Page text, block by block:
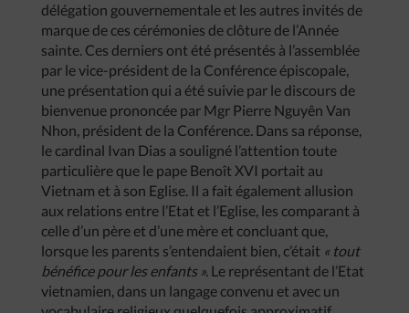
délégation gouvernementale et les autres invités de
marque de ces cérémonies de clôture de l’Année
sainte. Ces derniers ont été présentés à l’assemblée
par le vice-président de la Conférence épiscopale,
une présentation qui a été suivie par le discours de
bienvenue prononcée par Mgr Pierre Nguyên Van
Nhon, président de la Conférence. Dans sa réponse,
le cardinal Ivan Dias a souligné l’attention toute
particulière que le pape Benoît XVI portait au
Vietnam et à son Eglise. Il a fait également allusion
aux relations entre l’Etat et l’Eglise, les comparant à
celle d’un père et d’une mère et concluant que,
lorsque les parents s’entendaient bien, c’était « tout
bénéfice pour les enfants ». Le représentant de l’Etat
vietnamien, dans un langage convenu et avec un